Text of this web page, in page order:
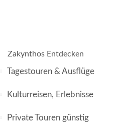
Zakynthos Entdecken
Tagestouren & Ausflüge
Kulturreisen, Erlebnisse
Private Touren günstig